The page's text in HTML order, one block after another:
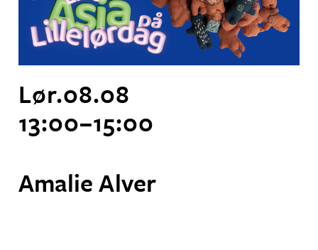
Lør.08.08
13:00–15:00
Amalie Alver